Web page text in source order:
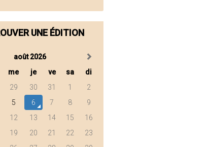
UNE ÉDITION
août 2026
me je ve sa
di
29 30 31 1
2
5 6 7 8
9
12 13 14 15
16
19 20 21 22
23